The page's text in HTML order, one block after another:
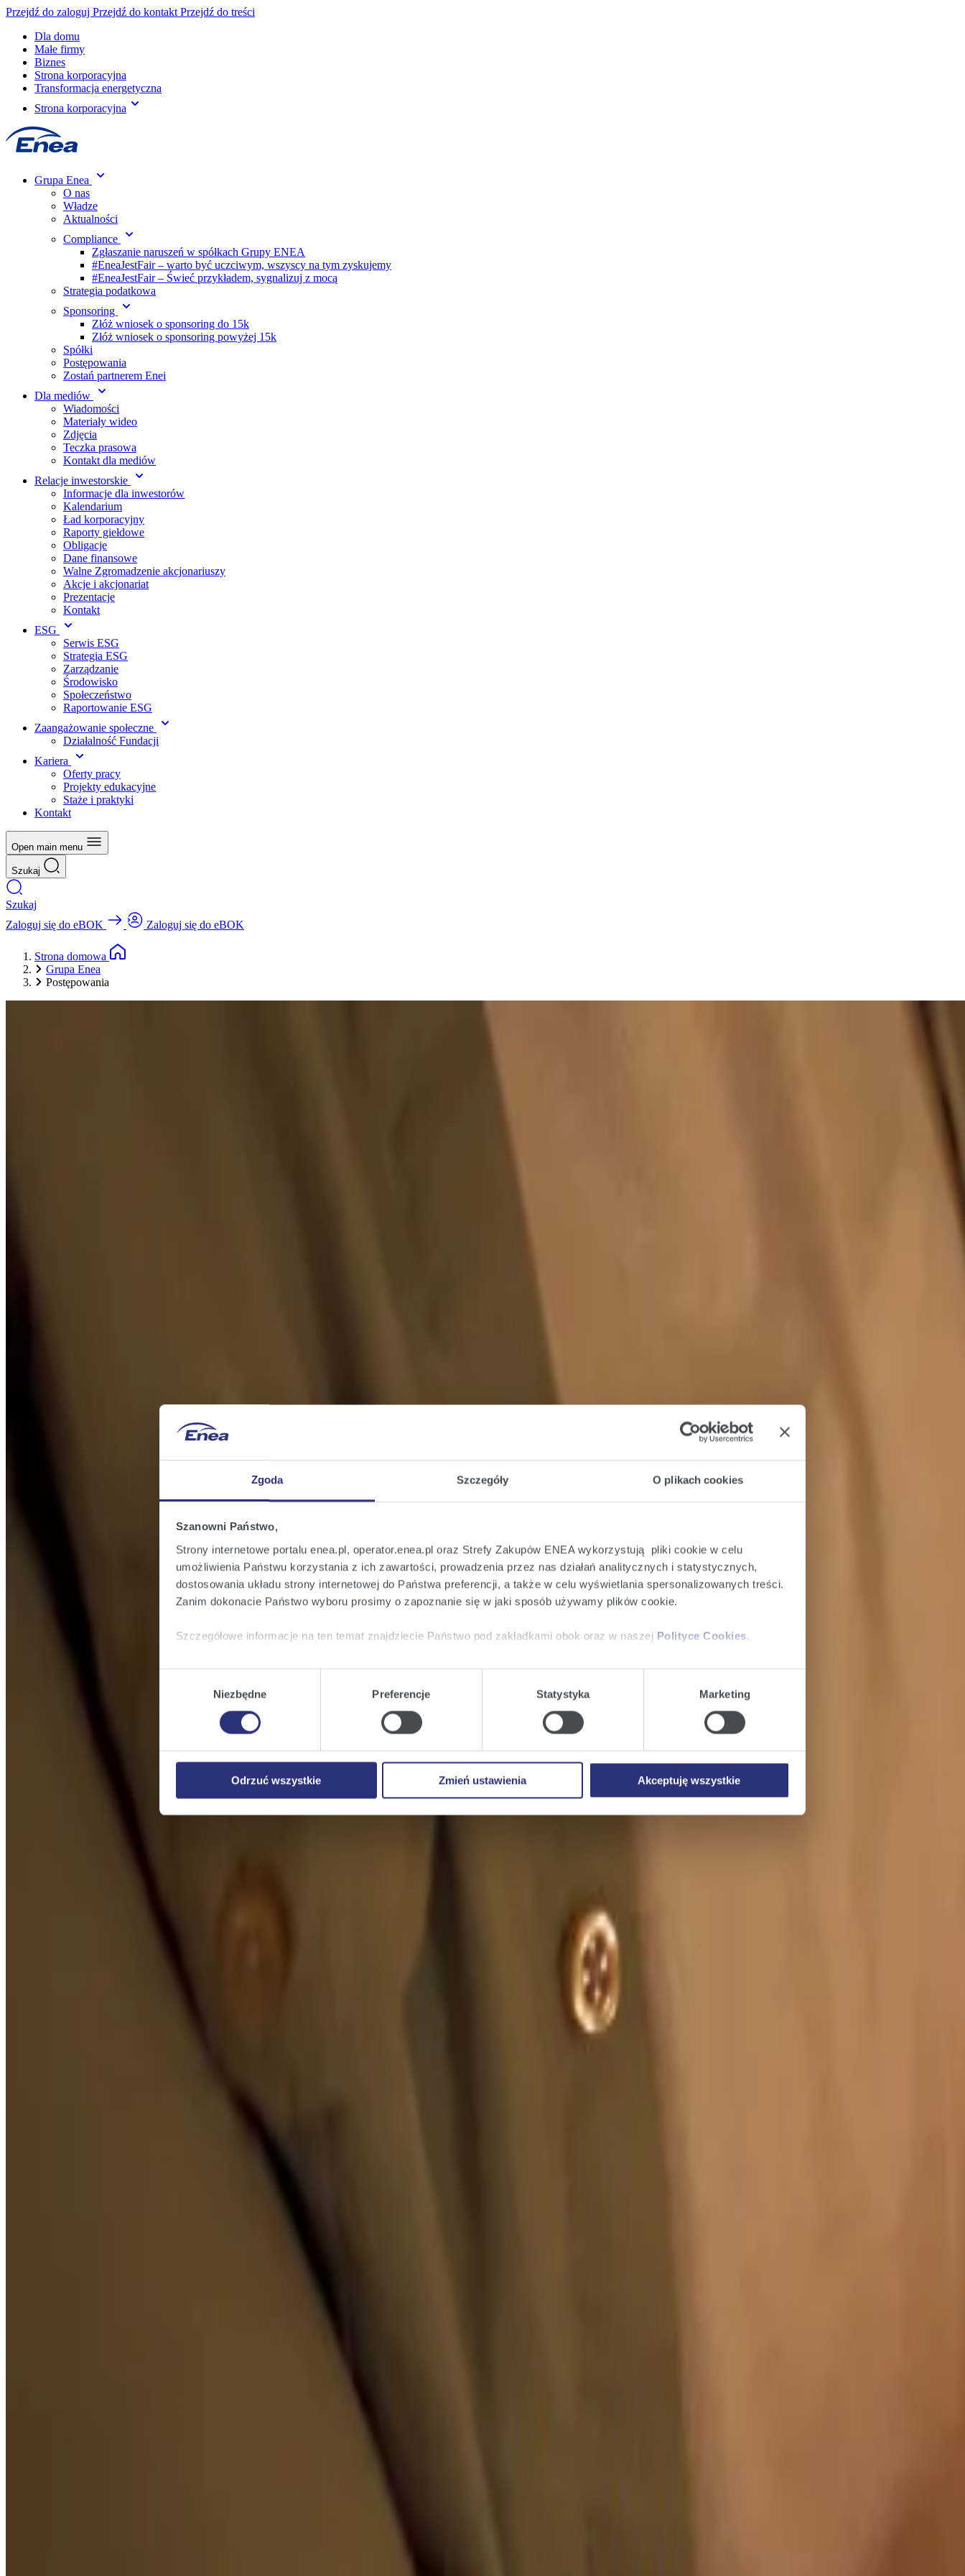
Zgoda Szczegóły O plikach cookies
Szanowni Państwo,
Strony internetowe portalu enea.pl, operator.enea.pl oraz Strefy Zakupów ENEA wykorzystują pliki cookie w celu
umożliwienia Państwu korzystania z ich zawartości, prowadzenia przez nas działań analitycznych i statystycznych,
dostosowania układu strony internetowej do Państwa preferencji, a także w celu wyświetlania spersonalizowanych treści.
Zanim dokonacie Państwo wyboru prosimy o zapoznanie się w jaki sposób używamy plików cookie.
Szczegółowe informacje na ten temat znajdziecie Państwo pod zakładkami obok oraz w naszej Polityce Cookies.
KlikającAkceptuję wszystkiewyrażają Państwo zgodę na umieszczenie wszystkich rodzajów plików cookie z
których korzystamy, na Państwa urządzeniu.
Zmień ustawienia
, możecie Państwo wybrać jakie rodzaje plików cookie będziemy umieszczać w Państwa
urządzeniu.
Niezbędne Preferencje Statystyka Marketing
Odrzuć wszystkie Zmień ustawienia Akceptuję wszystkie
Przejdź do zaloguj Przejdź do kontakt Przejdź do treści
Dla domu
Małe firmy
Biznes
Strona korporacyjna
Transformacja energetyczna
Strona korporacyjna
Grupa Enea
O nas
Władze
Aktualności
Compliance
Zgłaszanie naruszeń w spółkach Grupy ENEA
#EneaJestFair – warto być uczciwym, wszyscy na tym zyskujemy
#EneaJestFair – Świeć przykładem, sygnalizuj z mocą
Strategia podatkowa
Sponsoring
Złóż wniosek o sponsoring do 15k
Złóż wniosek o sponsoring powyżej 15k
Spółki
Postępowania
Zostań partnerem Enei
Dla mediów
Wiadomości
Materiały wideo
Zdjęcia
Teczka prasowa
Kontakt dla mediów
Relacje inwestorskie
Informacje dla inwestorów
Kalendarium
Ład korporacyjny
Raporty giełdowe
Obligacje
Dane finansowe
Walne Zgromadzenie akcjonariuszy
Akcje i akcjonariat
Prezentacje
Kontakt
ESG
Serwis ESG
Strategia ESG
Zarządzanie
Środowisko
Społeczeństwo
Raportowanie ESG
Zaangażowanie społeczne
Działalność Fundacji
Kariera
Oferty pracy
Projekty edukacyjne
Staże i praktyki
Kontakt
Open main menu
Szukaj
Szukaj
Zaloguj się do eBOK
Zaloguj się do eBOK
Strona domowa
Grupa Enea
Postępowania